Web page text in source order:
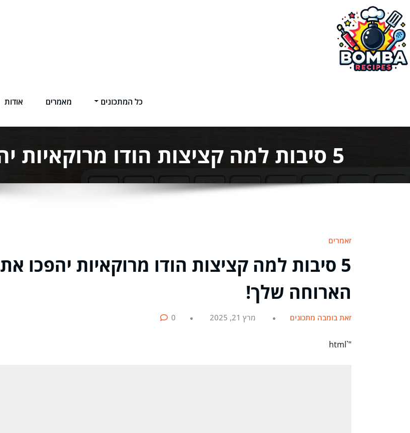
לתוכן
כל המתכונים מאמרים אודות
5 סיבות למה קציצות הודו מרוקאיות יהפכו את הארוחה שלך!
מאמרים
5 סיבות למה קציצות הודו מרוקאיות יהפכו את
הארוחה שלך!
מאת בומבה מתכונים מרץ 21, 2025 0
"`html